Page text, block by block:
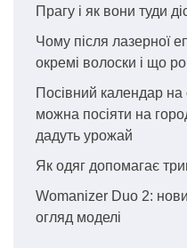
Прагу і як вони туди
Чому після лазерної
окремі волоски і що
Посівний календар
можна посіяти на
дадуть урожай
Як одяг допомагає
Womanizer Duo 2:
огляд моделі